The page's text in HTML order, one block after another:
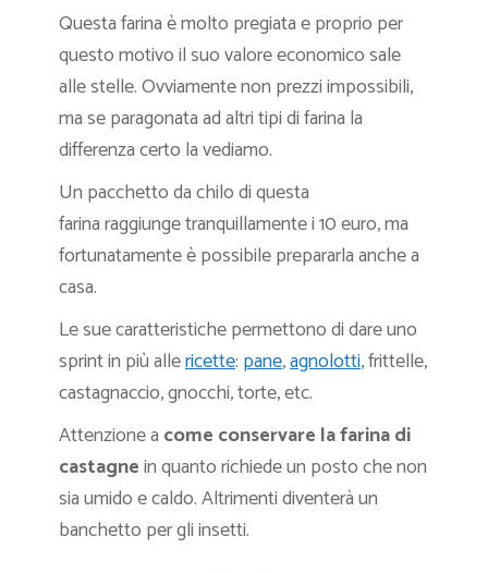
Questa farina è molto pregiata e proprio per
questo motivo il suo valore economico sale
alle stelle. Ovviamente non prezzi impossibili,
ma se paragonata ad altri tipi di farina la
differenza certo la vediamo.
Un pacchetto da chilo di questa
farina raggiunge tranquillamente i 10 euro, ma
fortunatamente è possibile prepararla anche a
casa.
Le sue caratteristiche permettono di dare uno
sprint in più allericette: pane,agnolotti, frittelle,
castagnaccio, gnocchi, torte, etc.
Attenzione a come conservare la farina di
castagnein quanto richiede un posto che non
sia umido e caldo. Altrimenti diventerà un
banchetto per gli insetti.